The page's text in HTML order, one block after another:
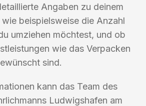
Angaben zu deinem
beispielsweise die Anzahl
umziehen möchtest, und ob
wie das Verpacken
sind.
kann das Team des
Ludwigshafen am